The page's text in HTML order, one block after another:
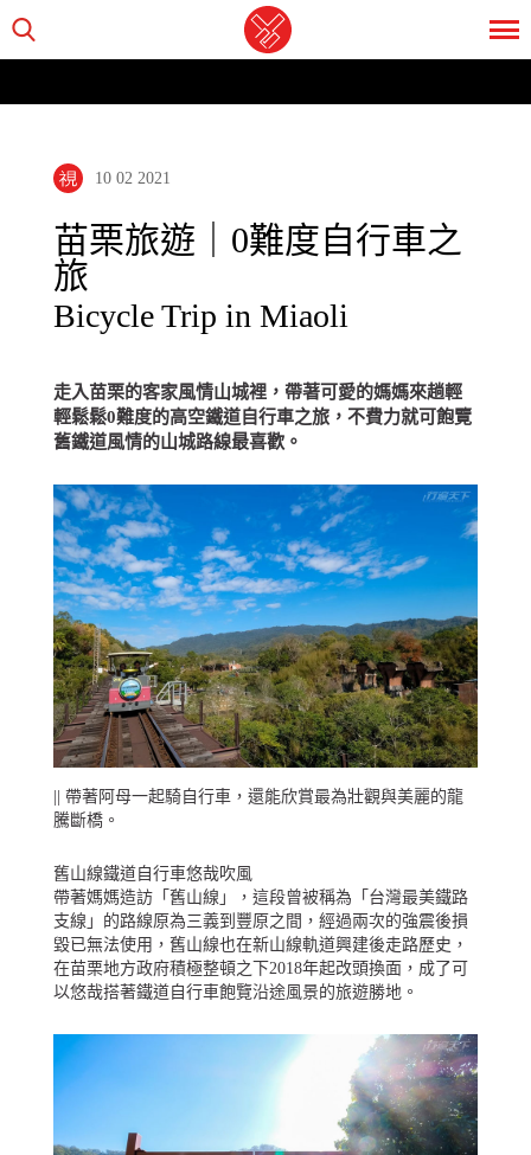
10 02 2021
苗栗旅遊｜0難度自行車之
旅
Bicycle Trip in Miaoli
走入苗栗的客家風情山城裡，帶著可愛的媽媽來趟輕
輕鬆鬆0難度的高空鐵道自行車之旅，不費力就可飽覽
舊鐵道風情的山城路線最喜歡。
|| 帶著阿母一起騎自行車，還能欣賞最為壯觀與美麗的龍
騰斷橋。
舊山線鐵道自行車悠哉吹風
帶著媽媽造訪「舊山線」，這段曾被稱為「台灣最美鐵路
支線」的路線原為三義到豐原之間，經過兩次的強震後損
毀已無法使用，舊山線也在新山線軌道興建後走路歷史，
在苗栗地方政府積極整頓之下2018年起改頭換面，成了可
以悠哉搭著鐵道自行車飽覽沿途風景的旅遊勝地。